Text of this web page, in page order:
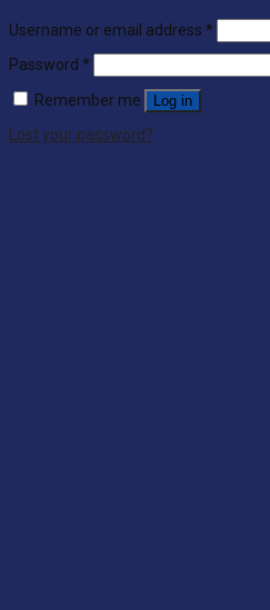
Username or email address *
Password *
Remember me
Log in
Lost your password?